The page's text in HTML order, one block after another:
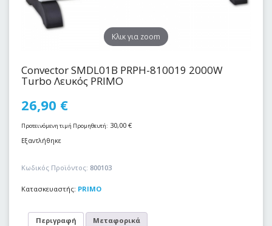
Kλικ για zoom
Convector SMDL01B PRPH-810019 2000W
Turbo Λευκός PRIMO
26,90 €
Προτεινόμενη τιμή Προμηθευτή: 30,00 €
Εξαντλήθηκε
Κωδικός Προϊόντος: 800103
Κατασκευαστής: PRIMO
Περιγραφή Μεταφορικά